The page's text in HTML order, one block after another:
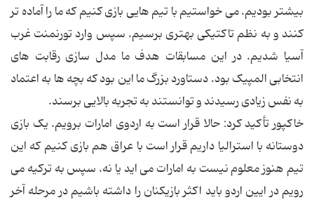
بیشتر بودیم. می خواستیم با تیم هایی بازی کنیم که ما را آماده تر
کنند و به نظم تاکتیکی بهتری برسیم. سپس وارد تورنمنت غرب
آسیا شدیم. در این مسابقات هدف ما مدل سازی رقابت های
انتخابی المپیک بود. دستاورد بزرگ ما این بود که بچه ها به اعتماد
به نفس زیادی رسیدند و توانستند به تجربه بالایی برسند.
خاکپور تأکید کرد: حالا قرار است به اردوی امارات برویم. یک بازی
دوستانه با استرالیا داریم قرار است با عراق هم بازی کنیم که این
تیم هنوز معلوم نیست به امارات می اید یا نه. سپس به ترکیه می
رویم در ایین اردو باید اکثر بازیکنان را داشته باشیم در مرحله آخر